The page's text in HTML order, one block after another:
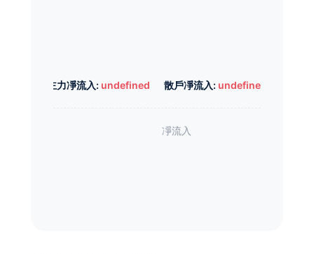
主力凈流入: undefined 散戶凈流入: undefined